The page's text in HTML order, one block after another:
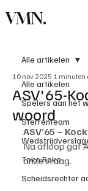
VMN.
Alle artikelen
Spelers aan het
Sterrenteam
Toko Roko
Scheidsrechter
Alle artikelen
ASV'65-
woord
10 nov 2025 1 minuten
ASV’65 –
Na afloop gaf
onze vraag.